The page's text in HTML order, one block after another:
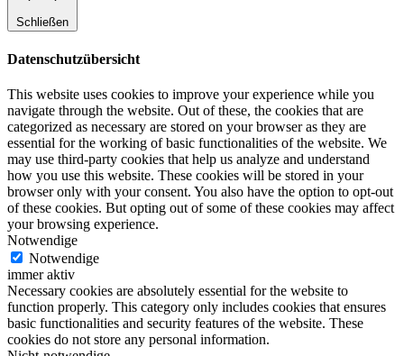
Schließen
Datenschutzübersicht
This website uses cookies to improve your experience while you
navigate through the website. Out of these, the cookies that are
categorized as necessary are stored on your browser as they are
essential for the working of basic functionalities of the website. We
may use third-party cookies that help us analyze and understand
how you use this website. These cookies will be stored in your
browser only with your consent. You also have the option to opt-out
of these cookies. But opting out of some of these cookies may affect
your browsing experience.
Notwendige
Notwendige
immer aktiv
Necessary cookies are absolutely essential for the website to
function properly. This category only includes cookies that ensures
basic functionalities and security features of the website. These
cookies do not store any personal information.